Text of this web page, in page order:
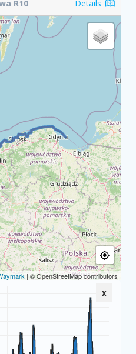
Details
R10
| © OpenStreetMap contributors
x